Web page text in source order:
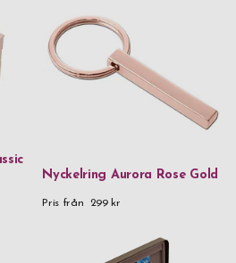
Nyckelring Aurora Rose Gold
Pris från 299 kr